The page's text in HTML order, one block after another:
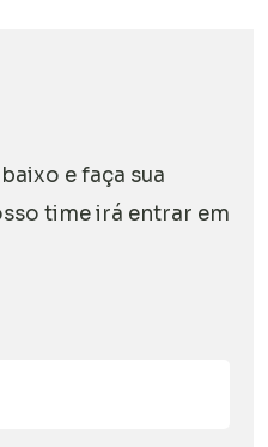
e faça sua
time irá entrar em